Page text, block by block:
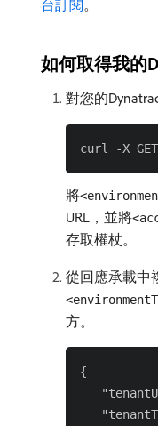
台訂閱。
如何取得我的
對您的
將
URL，並將
存取權杖。
從回應承載中
方。
{